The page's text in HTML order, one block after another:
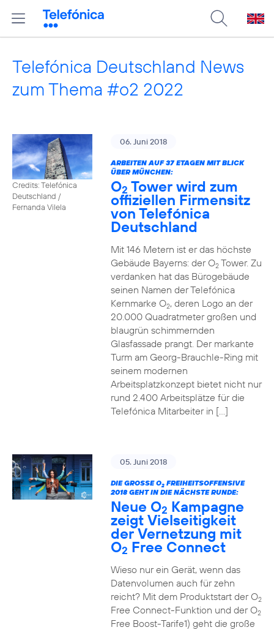
Telefónica Deutschland News
zum Thema #o2 2022
Credits: Telefónica
Deutschland /
Fernanda Vilela
06. Juni 2018
ARBEITEN AUF 37 ETAGEN MIT BLICK
ÜBER MÜNCHEN:
O2 Tower wird zum
offiziellen Firmensitz
von Telefónica
Deutschland
Mit 146 Metern ist er das höchste
Gebäude Bayerns: der O2Tower. Zu
verdanken hat das Bürogebäude
seinen Namen der Telefónica
Kernmarke O2, deren Logo an der
20.000 Quadratmeter großen und
blaugrün schimmernden
Glasfassade prangt. Der markante
Turm am Georg-Brauchle-Ring mit
seinem modernen
Arbeitsplatzkonzept bietet nicht nur
rund 2.400 Arbeitsplätze für die
Telefónica Mitarbeiter in […]
05. Juni 2018
DIE GROSSE O 2FREIHEITSOFFENSIVE
2018 GEHT IN DIE NÄCHSTE RUNDE:
Neue O2 Kampagne
zeigt Vielseitigkeit
der Vernetzung mit
O2 Free Connect
Wieso nur ein Gerät, wenn das
Datenvolumen auch für zehn
reicht? Mit dem Produktstart der O2
Free Connect-Funktion und der O2
Free Boost-Tarife1) geht die große